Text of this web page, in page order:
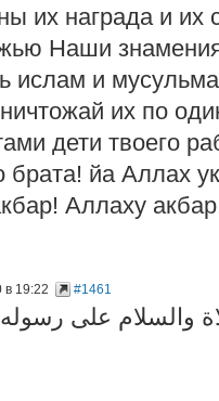
их награда и их
Наши
ислам и
их по
дети твоего
брата! йа Аллах
Аллаху
в 19:22 #1461
والسلام على